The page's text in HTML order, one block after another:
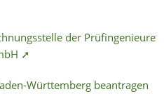
der Prüfingenieure
➚
Württemberg beantragen